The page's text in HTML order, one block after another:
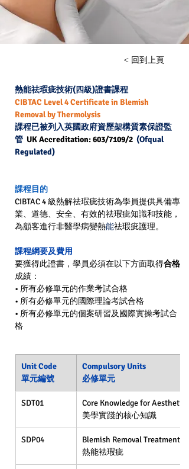
< 回到上頁
熱能祛瑕疵技術(四級)證書課程
CIBTAC Level 4 Certificate in Blemish
Removal by Thermolysis
課程已被列入英國政府資歷架構質素保證監
管 UK Accreditation: 603/7109/2 (Ofqual
Regulated)
課程目的
CIBTAC 4 級熱解祛瑕疵技術為學員提供具備專
業、道德、安全、有效的祛瑕疵知識和技能，
為顧客進行非醫學病變熱能祛瑕疵護理。
課程網要及費用
要獲得此證書 ，學員必須在以下方面取得合格
成績：
• 所有必修單元的作業考試合格
• 所有必修單元的國際理論考試合格
• 所有必修單元的個案研習及國際實操考試合
格
Unit Code
單元編號
Compulsory Units
必修單元
SDT01
Core Knowledge for Aesthetic
美學實踐的核心知識
SDP04
Blemish Removal Treatment
熱能袪瑕疵